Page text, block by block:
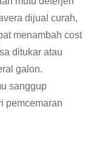
dijual curah,
menambah cost
ditukar atau
galon.
sanggup
pemcemaran